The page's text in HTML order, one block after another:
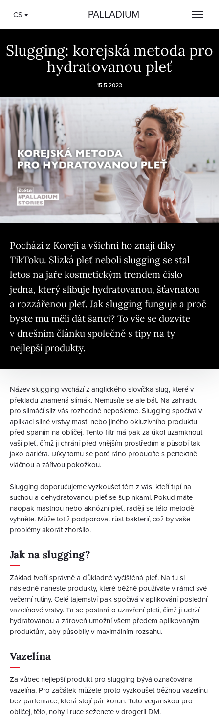
CS PALLADIUM
Slugging: korejská metoda pro
hydratovanou pleť
15.5.2023
Pochází z Koreji a všichni ho znají díky
TikToku. Slizká pleť neboli slugging se stal
letos na jaře kosmetickým trendem číslo
jedna, který slibuje hydratovanou, šťavnatou
a rozzářenou pleť. Jak slugging funguje a proč
byste mu měli dát šanci? To vše se dozvíte
v dnešním článku společně s tipy na ty
nejlepší produkty.
Název slugging vychází z anglického slovíčka slug, které v
překladu znamená slimák. Nemusíte se ale bát. Na zahradu
pro slimáčí sliz vás rozhodně nepošleme. Slugging spočívá v
aplikaci silné vrstvy masti nebo jiného okluzivního produktu
před spaním na obličej. Tento filtr má pak za úkol uzamknout
vaši pleť, čímž ji chrání před vnějším prostředím a působí tak
jako bariéra. Díky tomu se poté ráno probudíte s perfektně
vláčnou a zářivou pokožkou.
Slugging doporučujeme vyzkoušet těm z vás, kteří trpí na
suchou a dehydratovanou pleť se šupinkami. Pokud máte
naopak mastnou nebo aknózní pleť, raději se této metodě
vyhněte. Může totiž podporovat růst bakterií, což by vaše
problémy akorát zhoršilo.
Jak na slugging?
Základ tvoří správně a důkladně vyčištěná pleť. Na tu si
následně naneste produkty, které běžně používáte v rámci své
večerní rutiny. Celé tajemství pak spočívá v aplikování poslední
vazelínové vrstvy. Ta se postará o uzavření pleti, čímž ji udrží
hydratovanou a zároveň umožní všem předem aplikovaným
produktům, aby působily v maximálním rozsahu.
Vazelína
Za vůbec nejlepší produkt pro slugging bývá označována
vazelína. Pro začátek můžete proto vyzkoušet běžnou vazelínu
bez parfemace, která stojí pár korun. Tuto veganskou pro
obličej, tělo, nohy i ruce seženete v drogerii DM.